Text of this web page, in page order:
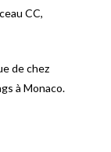
CC,
de chez
à Monaco.